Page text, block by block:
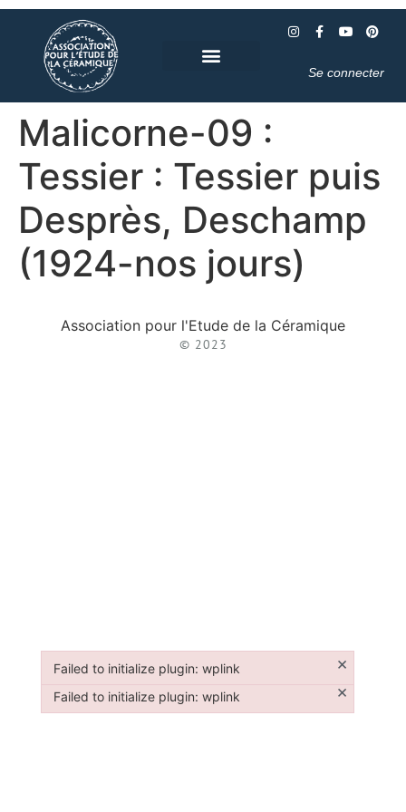
Se connecter
Malicorne-09 :
Tessier : Tessier puis
Desprès, Deschamp
(1924-nos jours)
Association pour l'Etude de la Céramique
© 2023
Failed to initialize plugin: wplink ×
Failed to initialize plugin: wplink
Failed to initialize plugin: wplink ×